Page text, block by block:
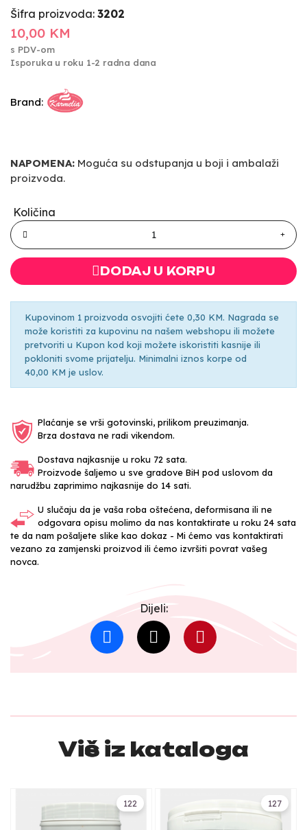
Šifra proizvoda: 3202
10,00 KM
s PDV-om
Isporuka u roku 1-2 radna dana
Brand:
NAPOMENA: Moguća su odstupanja u boji i ambalaži
proizvoda.
Količina
DODAJ U KORPU
Kupovinom 1 proizvoda osvojiti ćete 0,30 KM. Nagrada se
može koristiti za kupovinu na našem webshopu ili možete
pretvoriti u Kupon kod koji možete iskoristiti kasnije ili
pokloniti svome prijatelju. Minimalni iznos korpe od
40,00 KM je uslov.
Plaćanje se vrši gotovinski, prilikom preuzimanja.
Brza dostava ne radi vikendom.
Dostava najkasnije u roku 72 sata.
Proizvode šaljemo u sve gradove BiH pod uslovom da
narudžbu zaprimimo najkasnije do 14 sati.
U slučaju da je vaša roba oštećena, deformisana ili ne
odgovara opisu molimo da nas kontaktirate u roku 24 sata
te da nam pošaljete slike kao dokaz - Mi ćemo vas kontaktirati
vezano za zamjenski proizvod ili ćemo izvršiti povrat vašeg
novca.
Dijeli:
Više iz kataloga
122 127